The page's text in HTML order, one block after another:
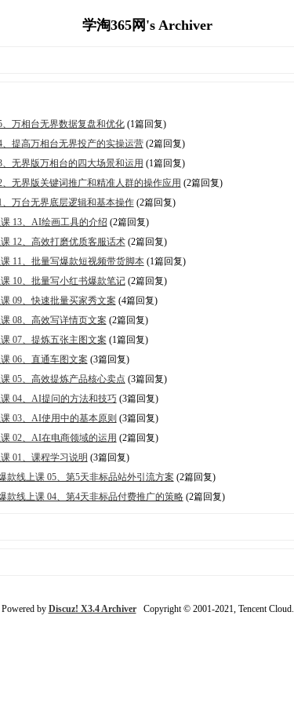
学淘365网's Archiver
、万相台无界数据复盘和优化(1篇回复)
、提高万相台无界投产的实操运营(2篇回复)
无界版万相台的四大场景和运用 (1篇回复)
无界版关键词推广和精准人群的操作应用 (2篇回复)
、万台无界底层逻辑和基本操作(2篇回复)
13、AI绘画工具的介绍 (2篇回复)
12、高效打磨优质客服话术(2篇回复)
11、批量写爆款短视频带货脚本(1篇回复)
10、批量写小红书爆款笔记(2篇回复)
09、快速批量买家秀文案 (4篇回复)
08、高效写详情页文案 (2篇回复)
07、提炼五张主图文案 (1篇回复)
06、直通车图文案 (3篇回复)
05、高效提炼产品核心卖点 (3篇回复)
04、AI提问的方法和技巧(3篇回复)
03、AI使用中的基本原则 (3篇回复)
02、AI在电商领域的运用 (2篇回复)
01、课程学习说明 (3篇回复)
款线上课 05、第5天非标品站外引流方案 (2篇回复)
款线上课 04、第4天非标品付费推广的策略(2篇回复)
Powered by Discuz! X3.4 ArchiverCopyright © 2001-2021, Tencent Cloud.